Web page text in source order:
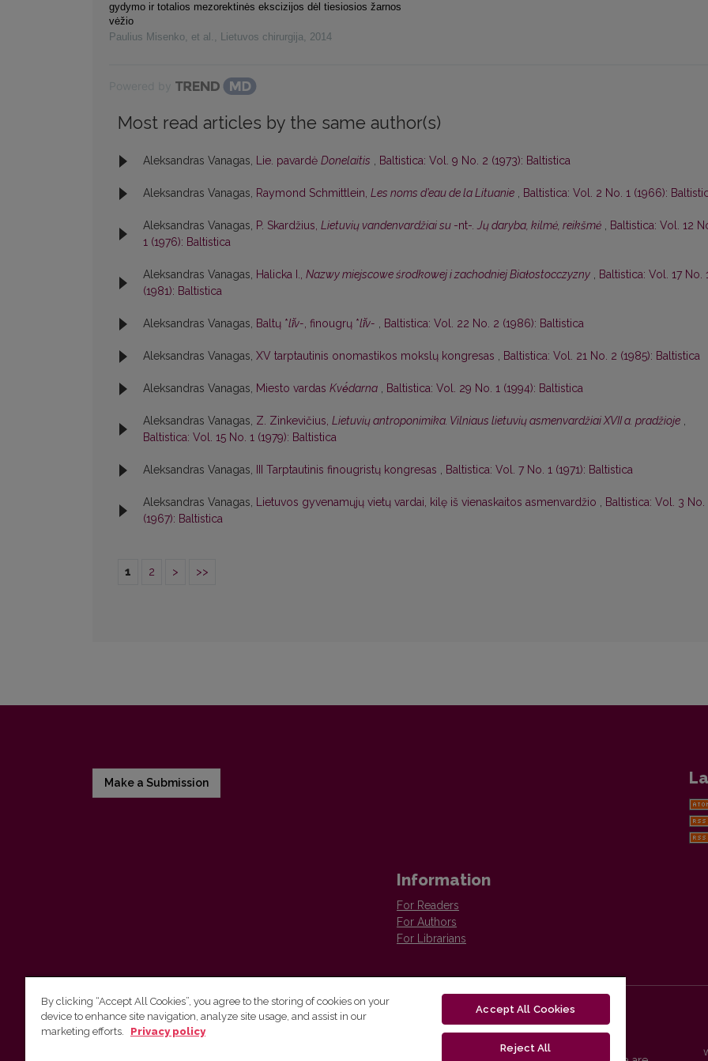
gydymo ir totalios mezorektinės ekscizijos dėl tiesiosios žarnos
vėžio
Paulius Misenko, et al. , Lietuvos chirurgija, 2014
Most read articles by the same author(s)
Aleksandras Vanagas, Lie. pavardė Donelaitis , Baltistica: Vol. 9 No. 2 (1973): Baltistica
Aleksandras Vanagas, Raymond Schmittlein, Les noms d’eau de la Lituanie , Baltistica: Vol. 2 No. 1 (1966):
Aleksandras Vanagas, P. Skardžius, Lietuvių vandenvardžiai su -nt-. Jų daryba, kilmė, reikšmė , Baltistica: Vol. 12
1 (1976): Baltistica
Aleksandras Vanagas, Halicka I., Nazwy miejscowe środkowej i zachodniej Białostocczyzny , Baltistica: Vol. 17 No.
(1981): Baltistica
Aleksandras Vanagas, Baltų *lī̆v-, finougrų *lī̆v- , Baltistica: Vol. 22 No. 2 (1986): Baltistica
Aleksandras Vanagas, XV tarptautinis onomastikos mokslų kongresas , Baltistica: Vol. 21 No. 2 (1985): Baltistica
Aleksandras Vanagas, Miesto vardas Kvė́darna , Baltistica: Vol. 29 No. 1 (1994): Baltistica
Aleksandras Vanagas, Z. Zinkevičius, Lietuvių antroponimika. Vilniaus lietuvių asmenvardžiai XVII a. pradžioje ,
Baltistica: Vol. 15 No. 1 (1979): Baltistica
Aleksandras Vanagas, III Tarptautinis finougristų kongresas , Baltistica: Vol. 7 No. 1 (1971): Baltistica
Aleksandras Vanagas, Lietuvos gyvenamųjų vietų vardai, kilę iš vienaskaitos asmenvardžio , Baltistica: Vol. 3 No.
(1967): Baltistica
1 2 > >>
Make a Submission
Information
For Readers
For Authors
For Librarians
Vilnius University Press
By clicking “Accept All Cookies”, you agree to the storing of cookies on your
device to enhance site navigation, analyze site usage, and assist in our
marketing efforts.
Privacy policy
Accept All Cookies
Reject All